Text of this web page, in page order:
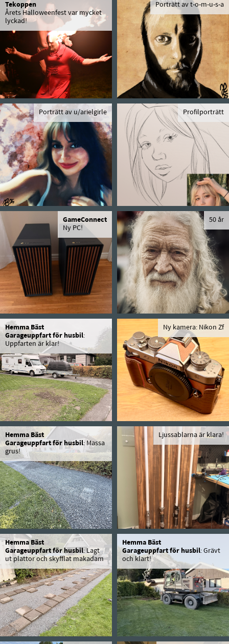
Tekoppen
Årets Halloweenfest var mycket
lyckad!
Porträtt av t-o-m-u-s-a
Porträtt av u/arielgirle Profilporträtt
GameConnect
Ny PC!
50 år
Hemma Bäst
Garageuppfart för husbil:
Uppfarten är klar!
Ny kamera: Nikon Zf
Hemma Bäst
Garageuppfart för husbil: Massa
grus!
Ljussablarna är klara!
Hemma Bäst
Garageuppfart för husbil: Lagt
ut plattor och skyfflat makadam
Hemma Bäst
Garageuppfart för husbil: Grävt
och klart!